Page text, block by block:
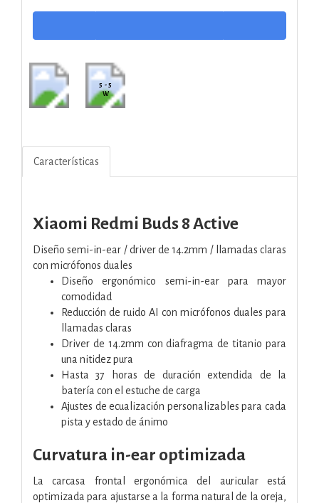
5 - 5
W
Características
Xiaomi Redmi Buds 8 Active
Diseño semi-in-ear / driver de 14.2mm / llamadas claras
con micrófonos duales
Diseño ergonómico semi-in-ear para mayor
comodidad
Reducción de ruido AI con micrófonos duales para
llamadas claras
Driver de 14.2mm con diafragma de titanio para
una nitidez pura
Hasta 37 horas de duración extendida de la
batería con el estuche de carga
Ajustes de ecualización personalizables para cada
pista y estado de ánimo
Curvatura in-ear optimizada
La carcasa frontal ergonómica del auricular está
optimizada para ajustarse a la forma natural de la oreja,